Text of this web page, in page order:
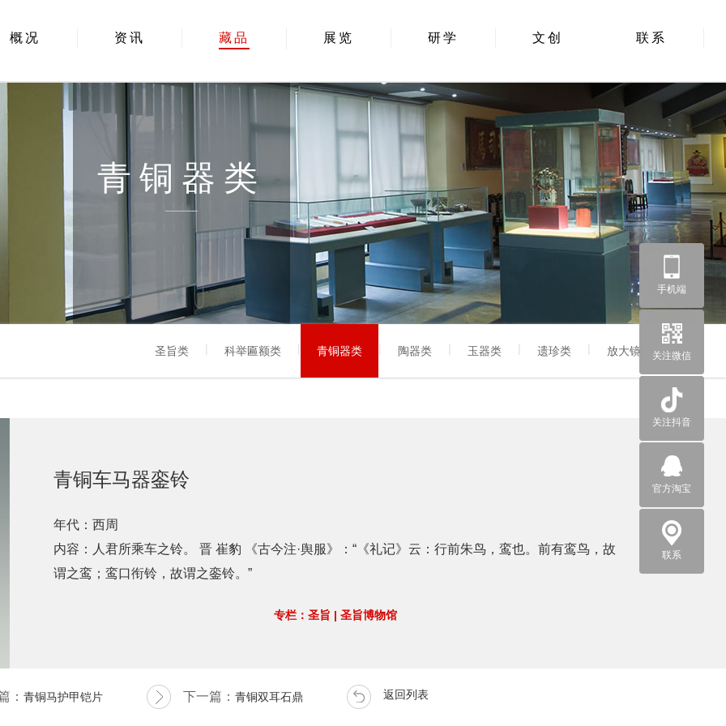
概况 资讯 藏品 展览 研学 文创 联系
青铜器类
圣旨类 | 科举匾额类 | 青铜器类 | 陶器类 | 玉器类 | 遗珍类 | 放大镜 |
青铜车马器銮铃
年代：西周
内容：人君所乘车之铃。 晋 崔豹 《古今注·舆服》：“《礼记》云：行前朱鸟，鸾也。前有鸾鸟，故
谓之鸾；鸾口衔铃，故谓之銮铃。”
专栏： 圣旨 | 圣旨博物馆
： 青铜马护甲铠片 下一篇： 青铜双耳石鼎 返回列表
手机端
关注微信
关注抖音
官方淘宝
联系